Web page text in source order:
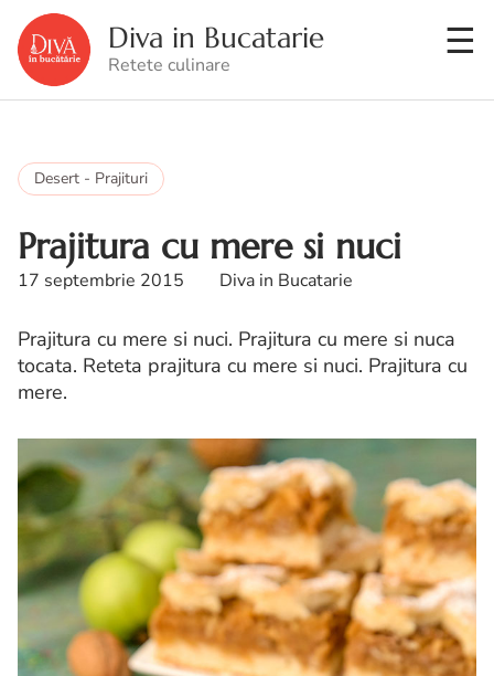
Diva in Bucatarie
Retete culinare
Desert - Prajituri
Prajitura cu mere si nuci
17 septembrie 2015 Diva in Bucatarie
Prajitura cu mere si nuci. Prajitura cu mere si nuca
tocata. Reteta prajitura cu mere si nuci. Prajitura cu
mere.